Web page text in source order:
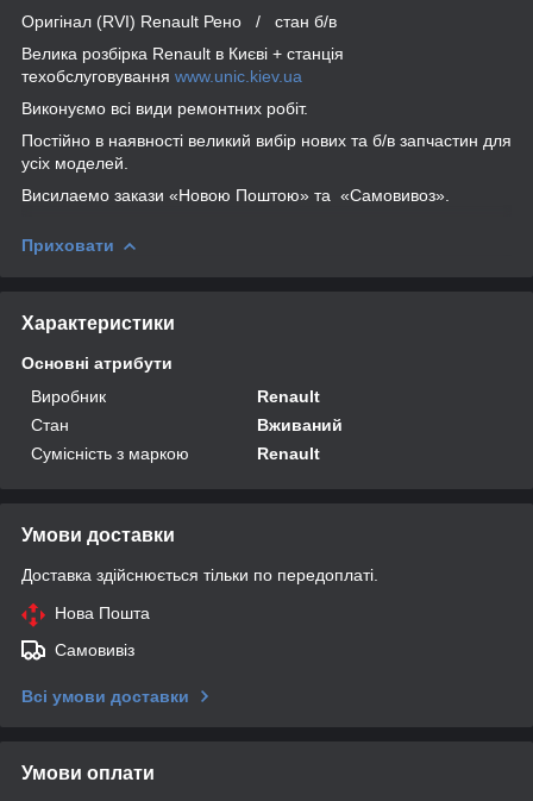
Оригінал (RVI) Renault Рено / стан б/в
Велика розбірка Renault в Києві + станція
техобслуговування www.unic.kiev.ua
Виконуємо всі види ремонтних робіт.
Постійно в наявності великий вибір нових та б/в запчастин для
усіх моделей.
Висилаемо закази «Новою Поштою» та «Самовивоз».
Приховати
Характеристики
Основні атрибути
Виробник
Renault
Стан
Вживаний
Сумісність з маркою
Renault
Умови доставки
Доставка здійснюється тільки по передоплаті.
Нова Пошта
Самовивіз
Всі умови доставки
Умови оплати